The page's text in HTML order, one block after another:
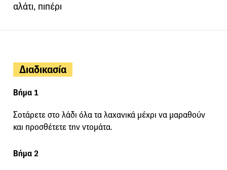
αλάτι, πιπέρι
Διαδικασία
Βήμα 1
Σοτάρετε στο λάδι όλα τα λαχανικά μέχρι να μαραθούν
και προσθέτετε την ντομάτα.
Βήμα 2